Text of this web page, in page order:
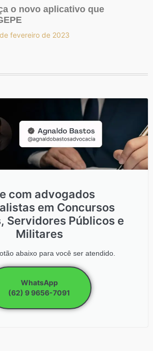
o novo aplicativo que
fevereiro de 2023
com advogados
em Concursos
Servidores Públicos e
Militares
abaixo para você ser atendido.
WhatsApp
(62) 9 9656-7091